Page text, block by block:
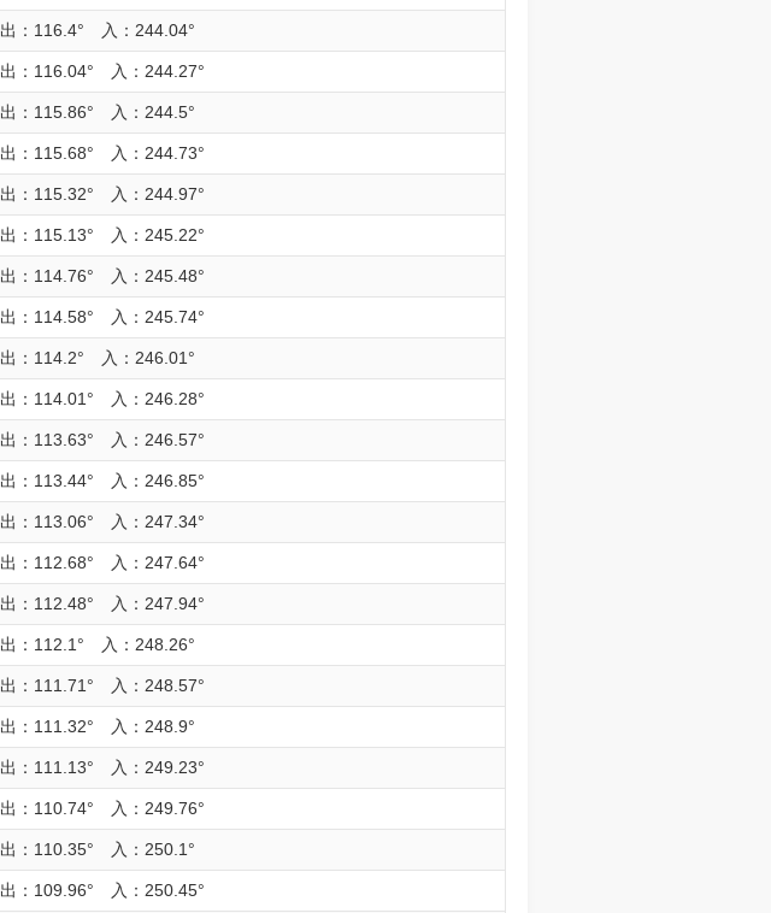
出：116.4° 入：244.04°
出：116.04° 入：244.27°
出：115.86° 入：244.5°
出：115.68° 入：244.73°
出：115.32° 入：244.97°
出：115.13° 入：245.22°
出：114.76° 入：245.48°
出：114.58° 入：245.74°
出：114.2° 入：246.01°
出：114.01° 入：246.28°
出：113.63° 入：246.57°
出：113.44° 入：246.85°
出：113.06° 入：247.34°
出：112.68° 入：247.64°
出：112.48° 入：247.94°
出：112.1° 入：248.26°
出：111.71° 入：248.57°
出：111.32° 入：248.9°
出：111.13° 入：249.23°
出：110.74° 入：249.76°
出：110.35° 入：250.1°
出：109.96° 入：250.45°